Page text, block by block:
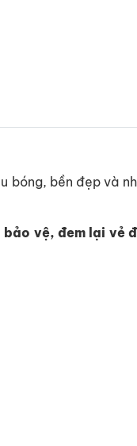
bóng, bền đẹp và
vệ, đem lại vẻ